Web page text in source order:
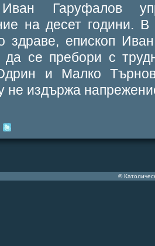
Гаруфалов
на десет години.
здраве, епископ
да се пребори с
и Малко
не издържа
©